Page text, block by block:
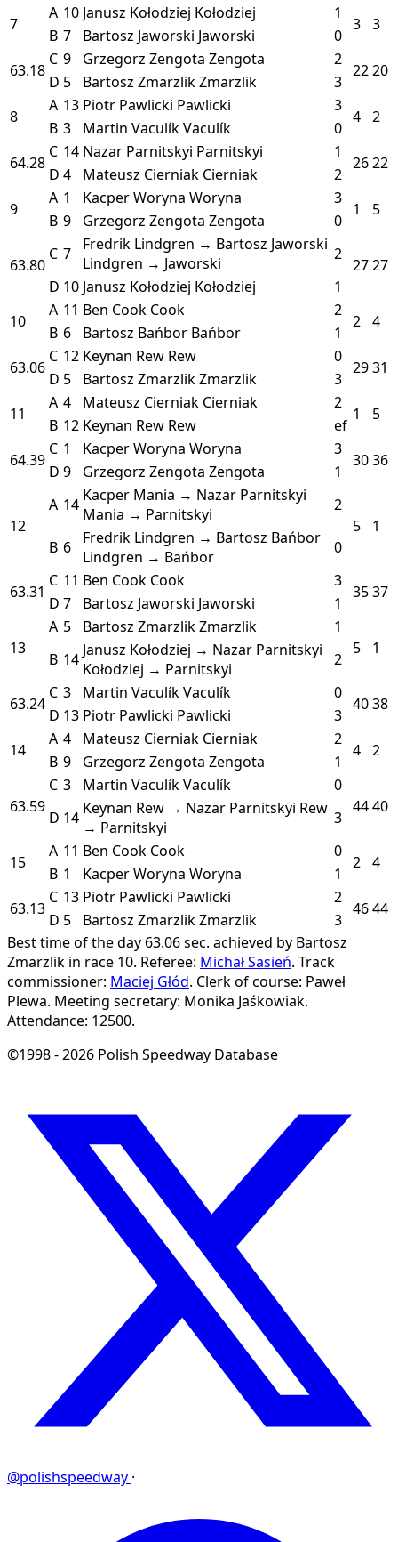
7
A 10 Janusz Kołodziej Kołodziej 1
3 3
B 7 Bartosz Jaworski Jaworski
0
63.18
C 9 Grzegorz Zengota Zengota 2
2220
D 5 Bartosz ZmarzlikZmarzlik
3
8
A 13 Piotr Pawlicki Pawlicki 3
4 2
B 3 Martin VaculíkVaculík
0
64.28
C 14 Nazar Parnitskyi Parnitskyi 1
2622
D 4 Mateusz Cierniak Cierniak
2
9
A 1 Kacper Woryna Woryna 3
1 5
B 9 Grzegorz Zengota Zengota 0
63.80
C 7
Fredrik Lindgren → Bartosz Jaworski
Lindgren → Jaworski
2
2727
D 10 Janusz Kołodziej Kołodziej
1
10
A 11 Ben Cook Cook 2
2 4
B 6 Bartosz Bańbor Bańbor
1
63.06
C 12 Keynan Rew Rew 0
2931
D 5 Bartosz ZmarzlikZmarzlik
3
11
A 4 Mateusz Cierniak Cierniak 2
1 5
B 12 Keynan Rew Rew
ef
64.39
C 1 Kacper Woryna Woryna 3
3036
D 9 Grzegorz Zengota Zengota 1
12
A 14 Kacper Mania → Nazar Parnitskyi
Mania → Parnitskyi
2
5
1
B 6
Fredrik Lindgren → Bartosz Bańbor
Lindgren → Bańbor
0
63.31
C 11 Ben Cook Cook 3
3537
D 7 Bartosz Jaworski Jaworski 1
13
A 5 Bartosz ZmarzlikZmarzlik
1
5
1
B 14 Janusz Kołodziej → Nazar Parnitskyi
Kołodziej → Parnitskyi
2
63.24
C 3 Martin VaculíkVaculík 0
4038
D 13 Piotr Pawlicki Pawlicki
3
14
A 4 Mateusz Cierniak Cierniak 2
4 2
B 9 Grzegorz Zengota Zengota 1
63.59
C 3 Martin VaculíkVaculík
0
4440
D 14 Keynan Rew → Nazar Parnitskyi Rew
→ Parnitskyi
3
15
A 11 Ben Cook Cook 0
2 4
B 1 Kacper Woryna Woryna
1
63.13
C 13 Piotr Pawlicki Pawlicki 2
4644
D 5 Bartosz ZmarzlikZmarzlik
3
Best time of the day 63.06 sec. achieved by Bartosz
Zmarzlik in race 10. Referee: Michał Sasień. Track
commissioner: Maciej Głód. Clerk of course: Paweł
Plewa. Meeting secretary: Monika Jaśkowiak.
Attendance: 12500.
©1998 - 2026 Polish Speedway Database
@polishspeedway ·